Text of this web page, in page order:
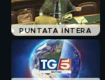
PUNTATA INTERA